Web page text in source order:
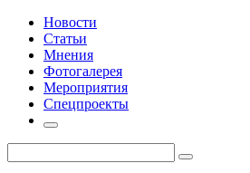
Новости
Статьи
Мнения
Фотогалерея
Мероприятия
Спецпроекты